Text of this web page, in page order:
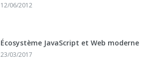
12/06/2012
Écosystème JavaScript et Web moderne
23/03/2017